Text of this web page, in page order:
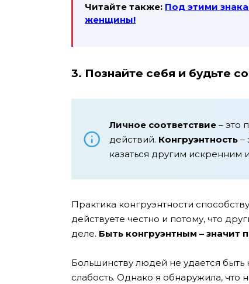
Читайте также: Под этими
женщины!
3. Познайте себя и будьте
Личное соответствие – это
действий. Конгруэнтность –
казаться другим искренним
Практика конгруэнтности
действуете честно и потому, что
деле. Быть конгруэнтным – значит
Большинству людей не удается быть
слабость. Однако я обнаружила, что